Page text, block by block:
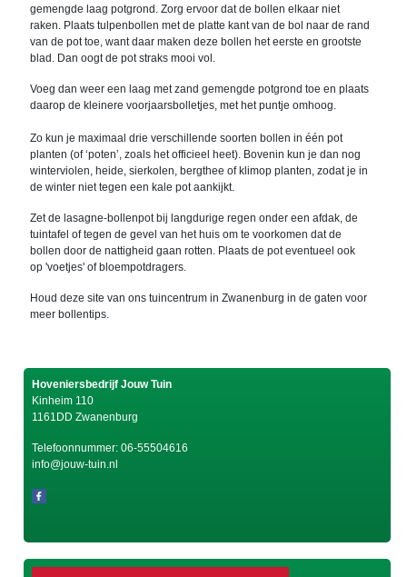
gemengde laag potgrond. Zorg ervoor dat de bollen elkaar niet
raken. Plaats tulpenbollen met de platte kant van de bol naar de rand
van de pot toe, want daar maken deze bollen het eerste en grootste
blad. Dan oogt de pot straks mooi vol.
Voeg dan weer een laag met zand gemengde potgrond toe en plaats
daarop de kleinere voorjaarsbolletjes, met het puntje omhoog.
Zo kun je maximaal drie verschillende soorten bollen in één pot
planten (of ‘poten’, zoals het officieel heet). Bovenin kun je dan nog
winterviolen, heide, sierkolen, bergthee of klimop planten, zodat je in
de winter niet tegen een kale pot aankijkt.
Zet de lasagne-bollenpot bij langdurige regen onder een afdak, de
tuintafel of tegen de gevel van het huis om te voorkomen dat de
bollen door de nattigheid gaan rotten. Plaats de pot eventueel ook
op 'voetjes' of bloempotdragers.
Houd deze site van ons tuincentrum in Zwanenburg in de gaten voor
meer bollentips.
Hoveniersbedrijf Jouw Tuin
Kinheim 110
1161DD Zwanenburg
Telefoonnummer: 06-55504616
info@jouw-tuin.nl